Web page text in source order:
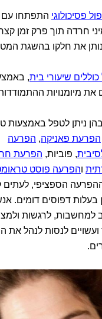
פסיכולוגי התפתחו עם
חרדה תוך פרק זמן
את חלקו בהשגת
שיעורי בית,
את מיומנויות
ניתן לטפל באמצעות
הפרעת פאניקה, הפרעה
, פוביות, הפרעת
והפרעה פוסט
הספציפי, לעתים
בעלות דפוסים דומים.
למחשבות, לרגשות
ועשויים לנסות לנהל את